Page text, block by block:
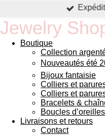
Jewelry
Boutique
Collection
Nouveautés été
Bijoux fantaisie
Colliers et
Colliers et
Bracelets &
Boucles
Livraisons et retours
Contact